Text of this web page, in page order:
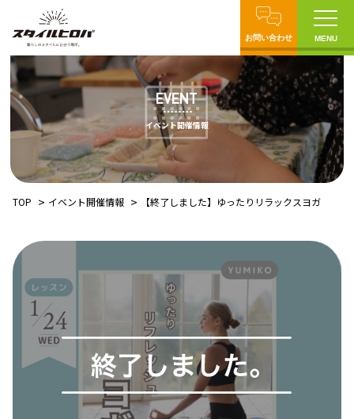
お問い合わせ MENU
EVENT
イベント開催情報
TOP イベント開催情報 【終了しました】ゆったりリラックスヨガ